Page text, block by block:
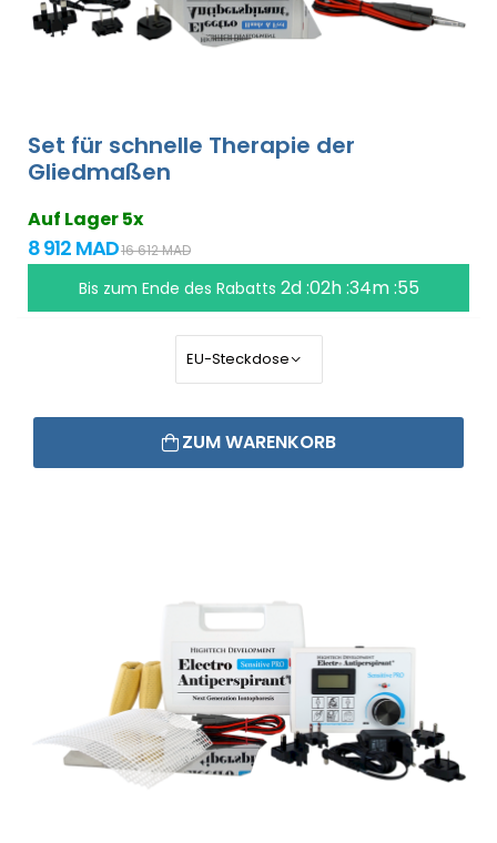
Set für schnelle Therapie der
Gliedmaßen
Auf Lager 5x
8 912 MAD16 612 MAD
Bis zum Ende des Rabatts 2d :02h :34m :55
ZUM WARENKORB